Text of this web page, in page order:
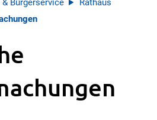
& Bürgerservice
Rathaus